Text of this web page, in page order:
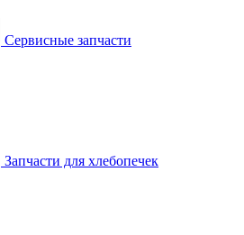
Сервисные запчасти
Запчасти для хлебопечек